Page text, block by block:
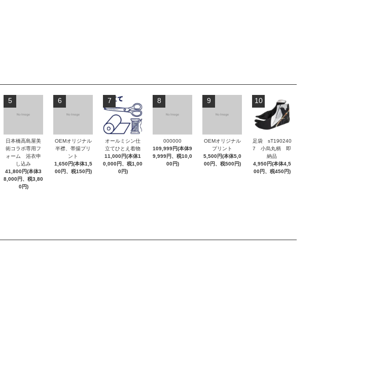
5
日本橋高島屋美
術コラボ専用フ
ォーム 浴衣申
し込み
41,800円(本体3
8,000円、税3,80
0円)
6
OEMオリジナル
半襟、帯揚プリ
ント
1,650円(本体1,5
00円、税150円)
7
オールミシン仕
立てひとえ着物
11,000円(本体1
0,000円、税1,00
0円)
8
000000
109,999円(本体9
9,999円、税10,0
00円)
9
OEMオリジナル
プリント
5,500円(本体5,0
00円、税500円)
10
足袋 sT190240
7 小烏丸柄 即
納品
4,950円(本体4,5
00円、税450円)